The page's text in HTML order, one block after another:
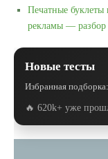
Печатные
рекламы — разбор
Новые тесты
Избранная
🔥 620k+ уже